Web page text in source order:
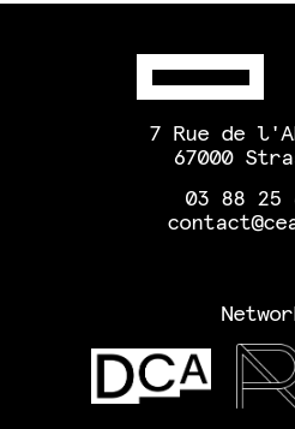
7 Rue de
67000
03 88 25